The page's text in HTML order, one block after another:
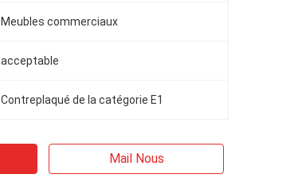
Meubles commerciaux
acceptable
Contreplaqué de la catégorie E1
Mail Nous